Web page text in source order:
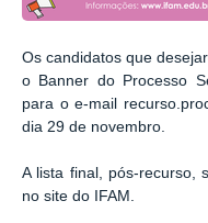
Os candidatos que
o Banner do Processo
para o e-mail
dia 29 de novembro.
A lista final, pós-recurso,
no site do IFAM.